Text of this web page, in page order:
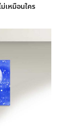
เหมือนใคร